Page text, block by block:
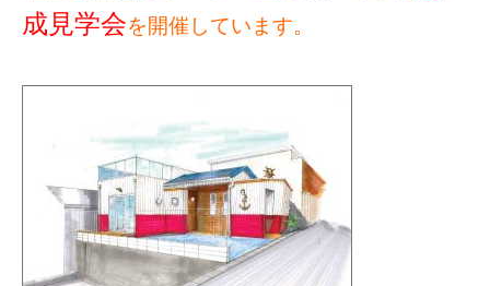
成見学会を開催しています。